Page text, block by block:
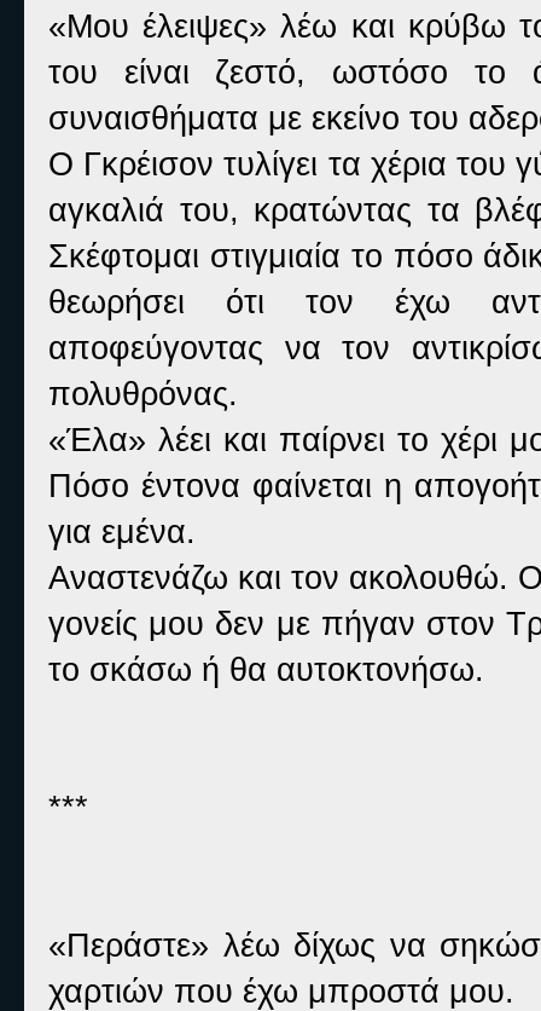
«Μου έλειψες» λέω και
του είναι ζεστό, ωστόσο το
συναισθήματα με εκείνο του
Ο Γκρέισον τυλίγει τα χέρια του
αγκαλιά του, κρατώντας τα
Σκέφτομαι στιγμιαία το πόσο
θεωρήσει ότι τον έχω
αποφεύγοντας να τον
πολυθρόνας.
«Έλα» λέει και παίρνει το
Πόσο έντονα φαίνεται η
για εμένα.
Αναστενάζω και τον ακολουθώ.
γονείς μου δεν με πήγαν στον
το σκάσω ή θα αυτοκτονήσω.
***
«Περάστε» λέω δίχως να
χαρτιών που έχω μπροστά μου.